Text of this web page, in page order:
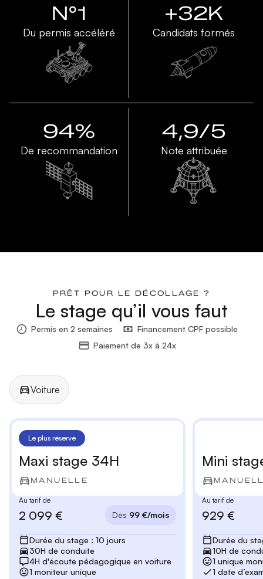
N°1
Du permis accéléré
+32K
Candidats formés
94%
De recommandation
4,9/5
Note attribuée
PRÊT POUR LE DÉCOLLAGE ?
Le stage qu’il vous faut
Permis en 2 semaines
Financement CPF possible
Paiement de 3x à 24x
Voiture
Le plus réservé
Maxi stage 34H
MANUELLE
Au tarif de
2 099 € Dès 99 €/mois
Durée du stage : 10 jours
30H de conduite
4H d'écoute pédagogique en voiture
1 moniteur unique
Mini
Au tarif de
929 €
Durée du
10H de
1 unique
1 date